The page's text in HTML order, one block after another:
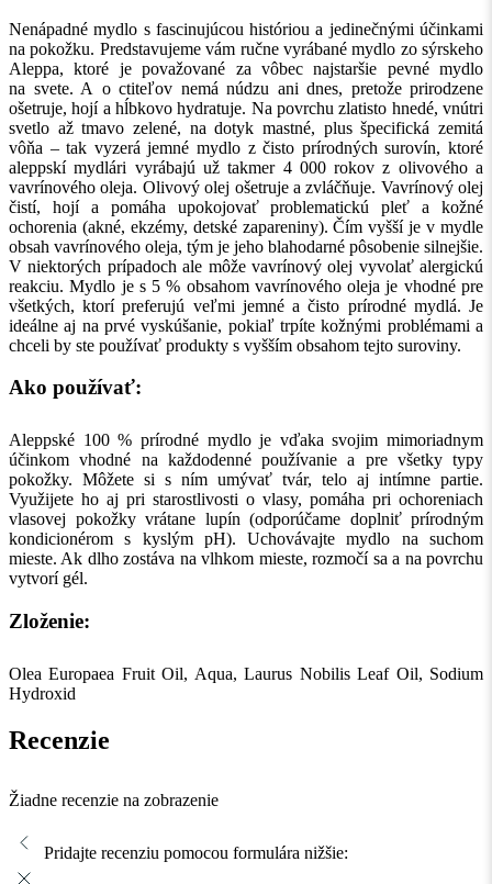
Nenápadné mydlo s fascinujúcou históriou a jedinečnými účinkami
na pokožku. Predstavujeme vám ručne vyrábané mydlo zo sýrskeho
Aleppa, ktoré je považované za vôbec najstaršie pevné mydlo
na svete. A o ctiteľov nemá núdzu ani dnes, pretože prirodzene
ošetruje, hojí a hĺbkovo hydratuje. Na povrchu zlatisto hnedé, vnútri
svetlo až tmavo zelené, na dotyk mastné, plus špecifická zemitá
vôňa – tak vyzerá jemné mydlo z čisto prírodných surovín, ktoré
aleppskí mydlári vyrábajú už takmer 4 000 rokov z olivového a
vavrínového oleja. Olivový olej ošetruje a zvláčňuje. Vavrínový olej
čistí, hojí a pomáha upokojovať problematickú pleť a kožné
ochorenia (akné, ekzémy, detské zapareniny). Čím vyšší je v mydle
obsah vavrínového oleja, tým je jeho blahodarné pôsobenie silnejšie.
V niektorých prípadoch ale môže vavrínový olej vyvolať alergickú
reakciu. Mydlo je s 5 % obsahom vavrínového oleja je vhodné pre
všetkých, ktorí preferujú veľmi jemné a čisto prírodné mydlá. Je
ideálne aj na prvé vyskúšanie, pokiaľ trpíte kožnými problémami a
chceli by ste používať produkty s vyšším obsahom tejto suroviny.
Ako používať:
Aleppské 100 % prírodné mydlo je vďaka svojim mimoriadnym
účinkom vhodné na každodenné používanie a pre všetky typy
pokožky. Môžete si s ním umývať tvár, telo aj intímne partie.
Využijete ho aj pri starostlivosti o vlasy, pomáha pri ochoreniach
vlasovej pokožky vrátane lupín (odporúčame doplniť prírodným
kondicionérom s kyslým pH). Uchovávajte mydlo na suchom
mieste. Ak dlho zostáva na vlhkom mieste, rozmočí sa a na povrchu
vytvorí gél.
Zloženie:
Olea Europaea Fruit Oil, Aqua, Laurus Nobilis Leaf Oil, Sodium
Hydroxid
Recenzie
Žiadne recenzie na zobrazenie
Pridajte recenziu pomocou formulára nižšie: